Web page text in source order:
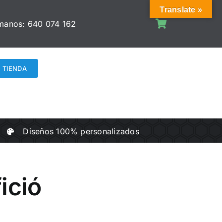
640 074 162
TIENDA
Diseños 100% personalizados
Translate »